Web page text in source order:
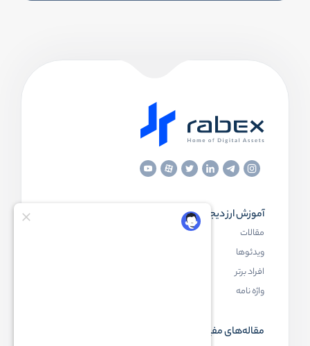
آموزش ارز دیجیتال
مقالات
ویدئوها
افراد برتر
واژه نامه
مقاله‌های مفید